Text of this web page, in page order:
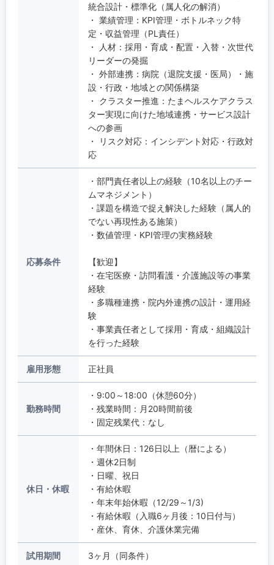
統合設計・標準化（属人化の解消）
・ 業績管理：KPI管理・ボトルネック特
定・収益管理（PL責任）
・ 人材：採用・育成・配置・入替・次世代
リーダーの発掘
・ 外部連携：病院（退院支援・医局）・施
設・行政・地域との関係構築
・ クラスター推進：たまヘルスケアクラス
ター実現に向けた地域連携・サービス設計
への参画
・ リスク対応：インシデント対応・行政対
応
応募条件
・部門責任者以上の経験（10名以上のチー
ムマネジメント）
・課題を構造で捉え解決した経験（属人的
でない再現性ある施策）
・数値管理・KPI管理の実務経験
【歓迎】
・在宅医療・訪問看護・介護施設等の事業
経験
・多職種連携・院内外連携の設計・運用経
験
・事業責任者として採用・育成・組織設計
を行った経験
雇用形態 正社員
勤務時間
・9:00～18:00（休憩60分）
・残業時間：月20時間前後
・固定残業代：なし
休日・休暇
・年間休日：126日以上（暦による）
・週休2日制
・日曜、祝日
・有給休暇
・年末年始休暇（12/29～1/3)
・有給休暇（入職6ヶ月後：10日付与）
・産休、育休、介護休業完備
試用期間 3ヶ月（同条件）